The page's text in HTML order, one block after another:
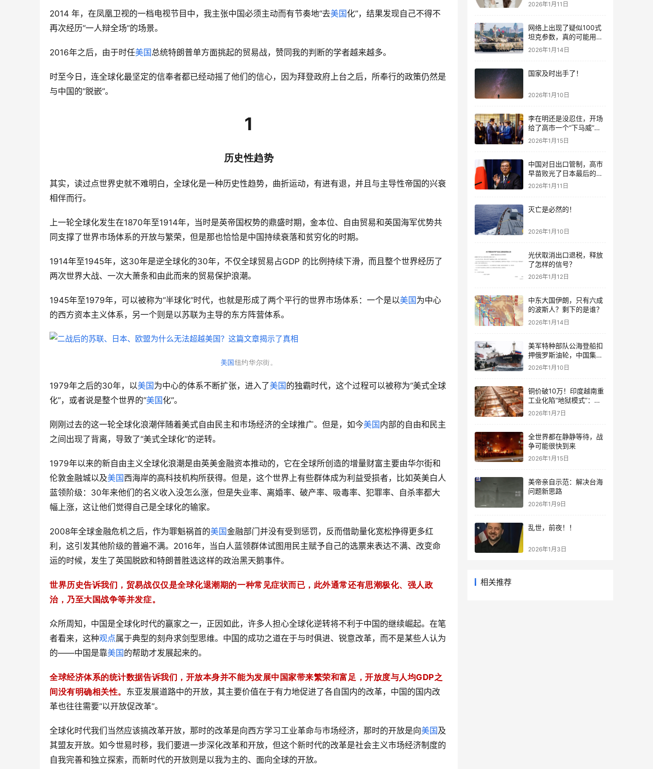
2014 年，在凤凰卫视的一档电视节目中，我主张中国必须主动而有节奏地“去美国化”，结果发现自己不得不
再次经历“一人辩全场”的场景。
2016年之后，由于时任美国 总统特朗普单方面挑起的贸易战，赞同我的判断的学者越来越多。
时至今日，连全球化最坚定的信奉者都已经动摇了他们的信心，因为拜登政府上台之后，所奉行的政策仍然是
与中国的“脱嵌”。
1
历史性趋势
其实，读过点世界史就不难明白，全球化是一种历史性趋势，曲折运动，有进有退，并且与主导性帝国的兴衰
相伴而行。
上一轮全球化发生在1870年至1914年，当时是英帝国权势的鼎盛时期，金本位、自由贸易和英国海军优势共
同支撑了世界市场体系的开放与繁荣，但是那也恰恰是中国持续衰落和贫穷化的时期。
1914年至1945年，这30年是逆全球化的30年，不仅全球贸易占GDP 的比例持续下滑，而且整个世界经历了
两次世界大战、一次大萧条和由此而来的贸易保护浪潮。
1945年至1979年，可以被称为“半球化”时代，也就是形成了两个平行的世界市场体系：一个是以美国 为中心
的西方资本主义体系，另一个则是以苏联为主导的东方阵营体系。
美国纽约华尔街。
1979年之后的30年，以美国 为中心的体系不断扩张，进入了美国 的独霸时代，这个过程可以被称为“美式全球
化”，或者说是整个世界的“美国化”。
刚刚过去的这一轮全球化浪潮伴随着美式自由民主和市场经济的全球推广。但是，如今美国 内部的自由和民主
之间出现了背离，导致了“美式全球化”的逆转。
1979年以来的新自由主义全球化浪潮是由英美金融资本推动的，它在全球所创造的增量财富主要由华尔街和
伦敦金融城以及美国 西海岸的高科技机构所获得。但是，这个世界上有些群体成为利益受损者，比如英美白人
蓝领阶级：30年来他们的名义收入没怎么涨，但是失业率、离婚率、破产率、吸毒率、犯罪率、自杀率都大
幅上涨，这让他们觉得自己是全球化的输家。
2008年全球金融危机之后，作为罪魁祸首的美国金融部门并没有受到惩罚，反而借助量化宽松挣得更多红
利，这引发其他阶级的普遍不满。2016年，当白人蓝领群体试图用民主赋予自己的选票来表达不满、改变命
运的时候，发生了英国脱欧和特朗普胜选这样的政治黑天鹅事件。
世界历史告诉我们，贸易战仅仅是全球化退潮期的一种常见症状而已，此外通常还有思潮极化、强人政
治，乃至大国战争等并发症。
众所周知，中国是全球化时代的赢家之一，正因如此，许多人担心全球化逆转将不利于中国的继续崛起。在笔
者看来，这种观点属于典型的刻舟求剑型思维。中国的成功之道在于与时俱进、锐意改革，而不是某些人认为
的——中国是靠美国 的帮助才发展起来的。
全球经济体系的统计数据告诉我们，开放本身并不能为发展中国家带来繁荣和富足，开放度与人均GDP之
间没有明确相关性。 东亚发展道路中的开放，其主要价值在于有力地促进了各自国内的改革，中国的国内改
革也往往需要“以开放促改革”。
全球化时代我们当然应该搞改革开放，那时的改革是向西方学习工业革命与市场经济，那时的开放是向美国 及
其盟友开放。如今世易时移，我们要进一步深化改革和开放，但这个新时代的改革是社会主义市场经济制度的
自我完善和独立探索，而新时代的开放则是以我为主的、面向全球的开放。
2026年1月11日
网络上出现了疑似100式
坦克参数，真的可能用了
钛合金装甲！
2026年1月14日
国家及时出手了！
2026年1月10日
李在明还是没忍住，开场
给了高市一个“下马威”，
还特意提到中国
2026年1月15日
中国对日出口管制，高市
早苗败光了日本最后的国
运
2026年1月11日
灭亡是必然的！
2026年1月10日
光伏取消出口退税，释放
了怎样的信号？
2026年1月12日
中东大国伊朗，只有六成
的波斯人？剩下的是谁？
2026年1月14日
美军特种部队公海登船扣
押俄罗斯油轮，中国集装
箱武装船早有准备？
2026年1月10日
铜价破10万！印度越南重
工业化陷“地狱模式”：中
国当年抄底的历史红利，
再也复刻不了
2026年1月7日
全世界都在静静等待，战
争可能很快到来
2026年1月15日
美帝亲自示范：解决台海
问题新思路
2026年1月9日
乱世，前夜！！
2026年1月3日
相关推荐